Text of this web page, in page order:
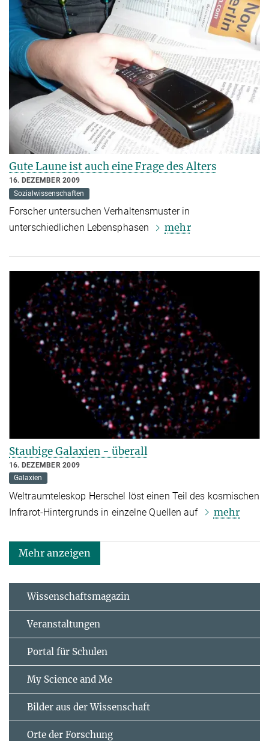
Gute Laune ist auch eine Frage des Alters
16. DEZEMBER 2009
Sozialwissenschaften
Forscher untersuchen Verhaltensmuster in
unterschiedlichen Lebensphasen
mehr
Staubige Galaxien - überall
16. DEZEMBER 2009
Galaxien
Weltraumteleskop Herschel löst einen Teil des kosmischen
Infrarot-Hintergrunds in einzelne Quellen auf
mehr
Mehr anzeigen
Wissenschaftsmagazin
Veranstaltungen
Portal für Schulen
My Science and Me
Bilder aus der Wissenschaft
Orte der Forschung